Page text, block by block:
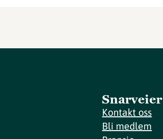
Snarveier
Kontakt oss
Bli medlem